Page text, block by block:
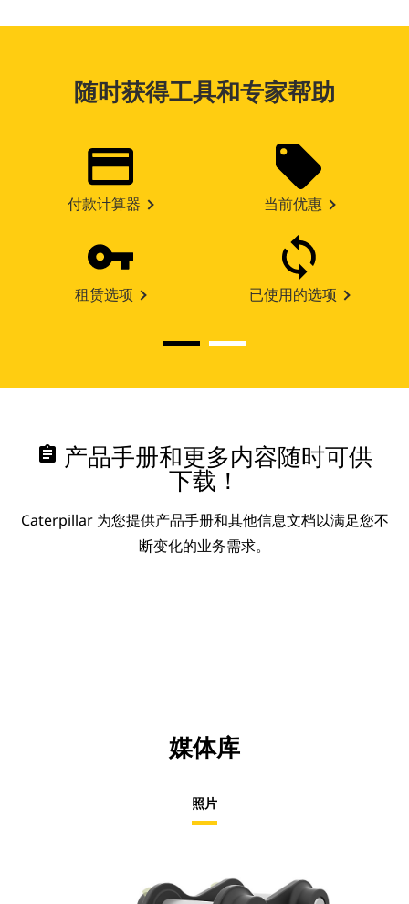
随时获得工具和专家帮助
付款计算器 当前优惠
租赁选项 已使用的选项
assignment 产品手册和更多内容随时可供
下载！
Caterpillar 为您提供产品手册和其他信息文档以满足您不
断变化的业务需求。
媒体库
照片